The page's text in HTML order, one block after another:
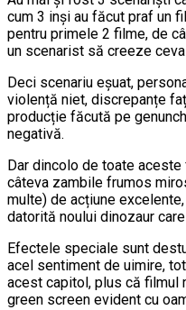
cum 3 inși au făcut praf un
pentru primele 2 filme, de
un scenarist să creeze
Deci scenariu eșuat,
violență niet, discrepanțe
producție făcută pe
negativă.
Dar dincolo de toate
câteva zambile frumos
multe) de acțiune
datorită noului dinozaur
Efectele speciale sunt
acel sentiment de uimire, tot
acest capitol, plus că filmul
green screen evident cu